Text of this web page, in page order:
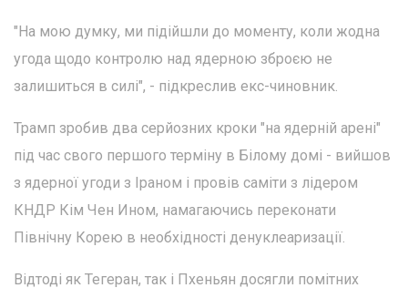
"На мою думку, ми підійшли до моменту, коли жодна
угода щодо контролю над ядерною зброєю не
залишиться в силі", - підкреслив екс-чиновник.
Трамп зробив два серйозних кроки "на ядерній арені"
під час свого першого терміну в Білому домі - вийшов
з ядерної угоди з Іраном і провів саміти з лідером
КНДР Кім Чен Ином, намагаючись переконати
Північну Корею в необхідності денуклеаризації.
Відтоді як Тегеран, так і Пхеньян досягли помітних